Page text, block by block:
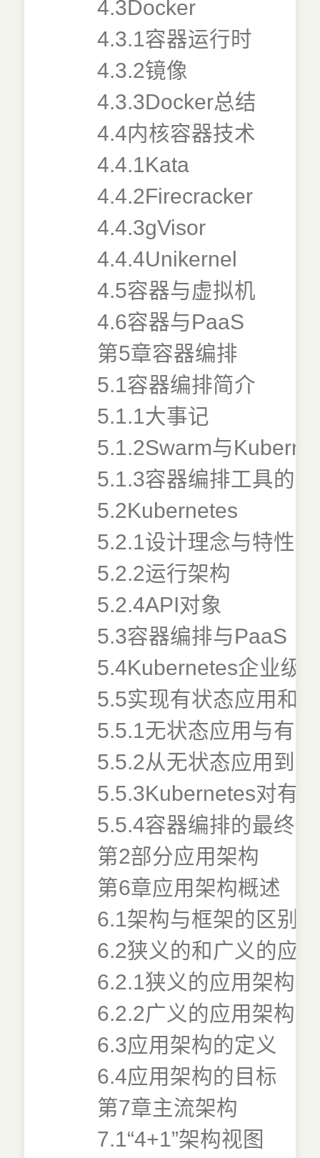
4.3Docker
4.3.1容器运行时
4.3.2镜像
4.3.3Docker总结
4.4内核容器技术
4.4.1Kata
4.4.2Firecracker
4.4.3gVisor
4.4.4Unikernel
4.5容器与虚拟机
4.6容器与PaaS
第5章容器编排
5.1容器编排简介
5.1.1大事记
5.1.2Swarm与
5.1.3容器编排工具的
5.2Kubernetes
5.2.1设计理念与特性
5.2.2运行架构
5.2.4API对象
5.3容器编排与PaaS
5.4Kubernetes企业级
5.5实现有状态应用和
5.5.1无状态应用与有
5.5.2从无状态应用到
5.5.3Kubernetes对有
5.5.4容器编排的最终
第2部分应用架构
第6章应用架构概述
6.1架构与框架的区别
6.2狭义的和广义的应
6.2.1狭义的应用架构
6.2.2广义的应用架构
6.3应用架构的定义
6.4应用架构的目标
第7章主流架构
7.1“4+1”架构视图